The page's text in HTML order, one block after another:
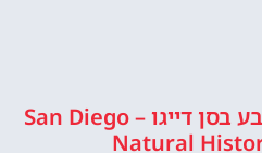
המוזיאון לתולדות הטבע בסן דייגו – San Diego
Natural